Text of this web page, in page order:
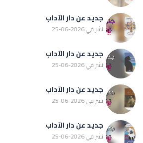
جديد عن دار الآداب
نشر في 2026-06-25
جديد عن دار الآداب
نشر في 2026-06-25
جديد عن دار الآداب
نشر في 2026-06-25
جديد عن دار الآداب
نشر في 2026-06-25